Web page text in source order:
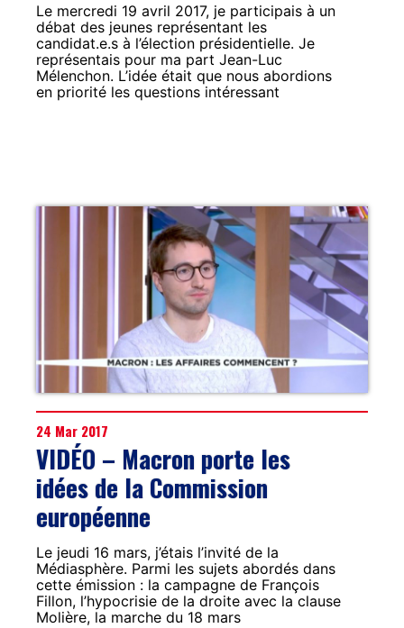
Le mercredi 19 avril 2017, je participais à un
débat des jeunes représentant les
candidat.e.s à l’élection présidentielle. Je
représentais pour ma part Jean-Luc
Mélenchon. L’idée était que nous abordions
en priorité les questions intéressant
24 Mar 2017
VIDÉO – Macron porte les
idées de la Commission
européenne
Le jeudi 16 mars, j’étais l’invité de la
Médiasphère. Parmi les sujets abordés dans
cette émission : la campagne de François
Fillon, l’hypocrisie de la droite avec la clause
Molière, la marche du 18 mars